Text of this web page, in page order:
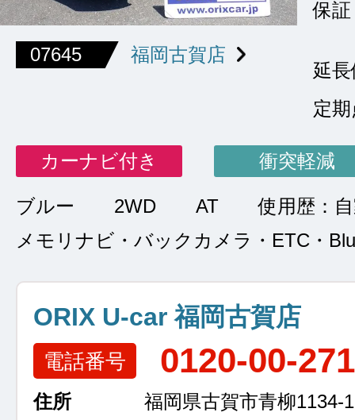
07645 福岡古賀店
保証
延
定
カーナビ付き 衝突軽減
ブルー 2WD AT
使用歴：
メモリナビ・バックカメラ・ETC・
ORIX U-car 福岡古賀店
電話番号 0120-00-
住所
福岡県古賀市青柳1134-1